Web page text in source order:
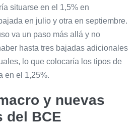
situarse en el 1,5% en
en julio y otra en septiembre.
va un paso más allá y no
hasta tres bajadas adicionales
lo que colocaría los tipos de
en el 1,25%.
y nuevas
del BCE